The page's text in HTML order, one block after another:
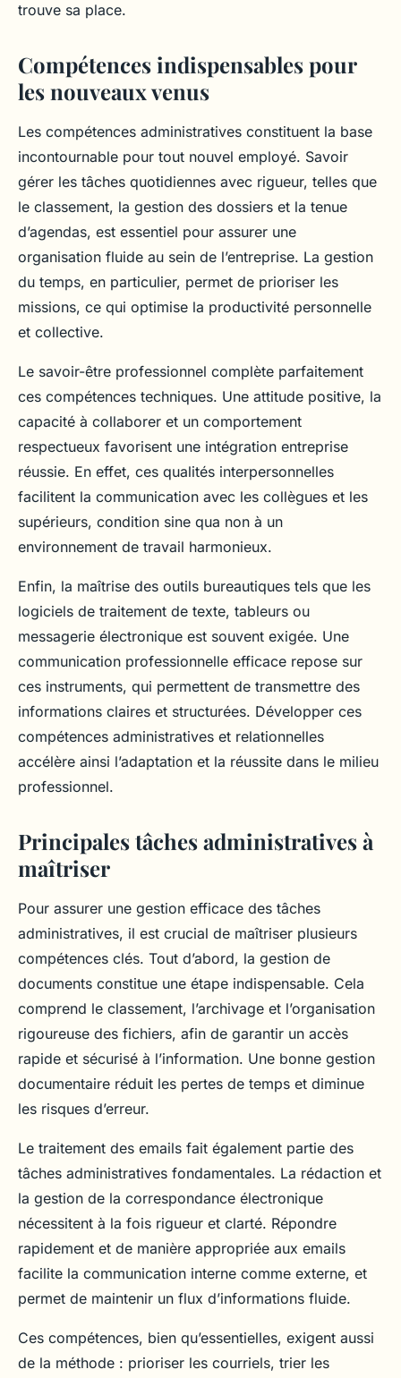
trouve sa place.
Compétences indispensables pour
les nouveaux venus
Les compétences administratives constituent la base
incontournable pour tout nouvel employé. Savoir
gérer les tâches quotidiennes avec rigueur, telles que
le classement, la gestion des dossiers et la tenue
d’agendas, est essentiel pour assurer une
organisation fluide au sein de l’entreprise. La gestion
du temps, en particulier, permet de prioriser les
missions, ce qui optimise la productivité personnelle
et collective.
Le savoir-être professionnel complète parfaitement
ces compétences techniques. Une attitude positive, la
capacité à collaborer et un comportement
respectueux favorisent une intégration entreprise
réussie. En effet, ces qualités interpersonnelles
facilitent la communication avec les collègues et les
supérieurs, condition sine qua non à un
environnement de travail harmonieux.
Enfin, la maîtrise des outils bureautiques tels que les
logiciels de traitement de texte, tableurs ou
messagerie électronique est souvent exigée. Une
communication professionnelle efficace repose sur
ces instruments, qui permettent de transmettre des
informations claires et structurées. Développer ces
compétences administratives et relationnelles
accélère ainsi l’adaptation et la réussite dans le milieu
professionnel.
Principales tâches administratives à
maîtriser
Pour assurer une gestion efficace des tâches
administratives, il est crucial de maîtriser plusieurs
compétences clés. Tout d’abord, la gestion de
documents constitue une étape indispensable. Cela
comprend le classement, l’archivage et l’organisation
rigoureuse des fichiers, afin de garantir un accès
rapide et sécurisé à l’information. Une bonne gestion
documentaire réduit les pertes de temps et diminue
les risques d’erreur.
Le traitement des emails fait également partie des
tâches administratives fondamentales. La rédaction et
la gestion de la correspondance électronique
nécessitent à la fois rigueur et clarté. Répondre
rapidement et de manière appropriée aux emails
facilite la communication interne comme externe, et
permet de maintenir un flux d’informations fluide.
Ces compétences, bien qu’essentielles, exigent aussi
de la méthode : prioriser les courriels, trier les